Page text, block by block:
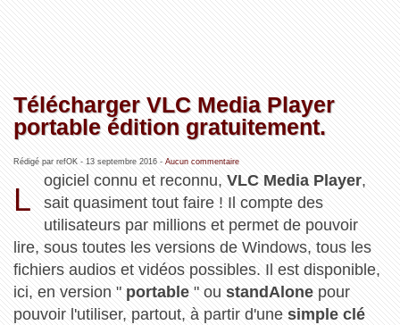
Télécharger VLC Media Player
portable édition gratuitement.
Rédigé par refOK - 13 septembre 2016- Aucun commentaire
L
ogiciel connu et reconnu,VLC Media Player,
sait quasiment tout faire ! Il compte des
utilisateurs par millions et permet de pouvoir
lire, sous toutes les versions de Windows, tous les
fichiers audios et vidéos possibles. Il est disponible,
ici, en version " portable" ou standAlonepour
pouvoir l'utiliser, partout, à partir d'une simple clé